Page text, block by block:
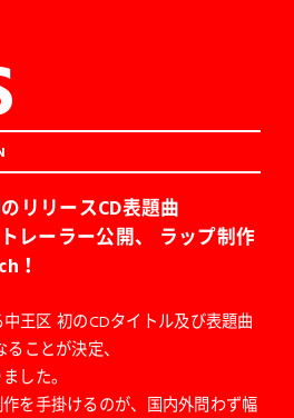
リリースCD表題曲
レーラー公開、 ラップ制作
！
王区 初のCDタイトル及び表題曲
ことが決定、
した。
を手掛けるのが、国内外問わず幅